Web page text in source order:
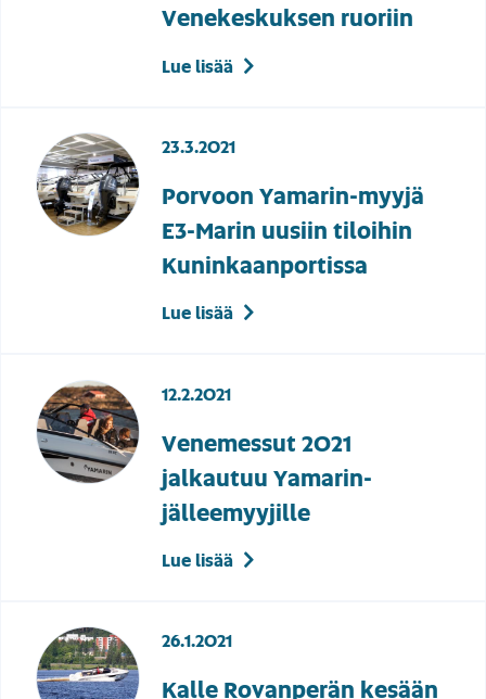
Venekeskuksen ruoriin
Lue lisää
23.3.2021
Porvoon Yamarin-myyjä
E3-Marin uusiin tiloihin
Kuninkaanportissa
Lue lisää
12.2.2021
Venemessut 2021
jalkautuu Yamarin-
jälleemyyjille
Lue lisää
26.1.2021
Kalle Rovanperän kesään